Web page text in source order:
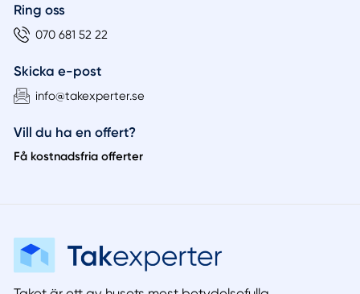
Ring oss
070 681 52 22
Skicka e-post
info@takexperter.se
Vill du ha en offert?
Få kostnadsfria offerter